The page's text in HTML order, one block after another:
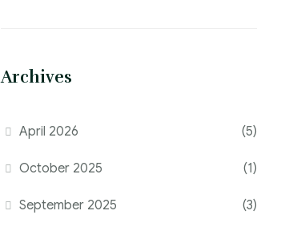
Archives
April 2026 (5)
October 2025 (1)
September 2025 (3)